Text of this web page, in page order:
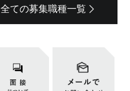
全ての募集職種一覧